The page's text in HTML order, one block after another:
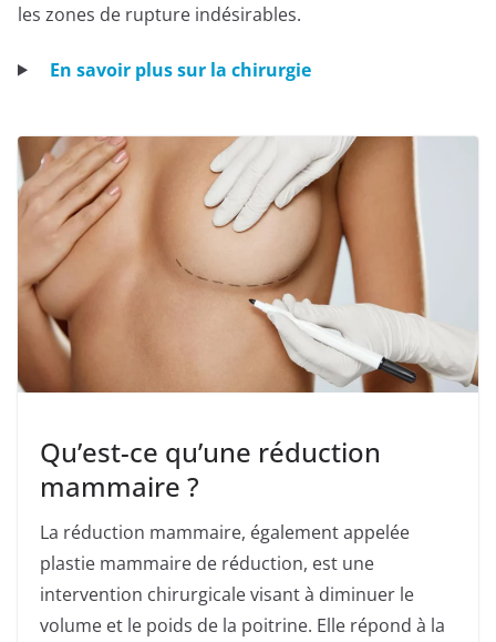
les zones de rupture indésirables.
En savoir plus sur la chirurgie
Qu’est-ce qu’une réduction
mammaire ?
La réduction mammaire, également appelée
plastie mammaire de réduction, est une
intervention chirurgicale visant à diminuer le
volume et le poids de la poitrine. Elle répond à la